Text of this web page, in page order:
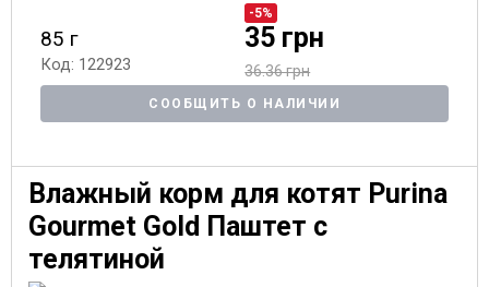
85 г
Код: 122923
-5%
35 грн
36.36 грн
СООБЩИТЬ О НАЛИЧИИ
Влажный корм для котят Purina
Gourmet Gold Паштет с
телятиной